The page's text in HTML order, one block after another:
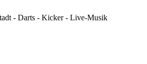
- Darts - Kicker - Live-Musik